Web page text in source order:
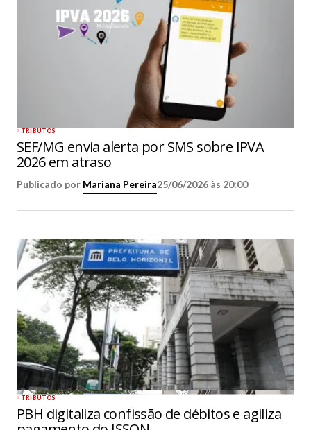
TRIBUTOS
SEF/MG envia alerta por SMS sobre IPVA
2026 em atraso
Publicado por Mariana Pereira25/06/2026 às 20:00
TRIBUTOS
PBH digitaliza confissão de débitos e agiliza